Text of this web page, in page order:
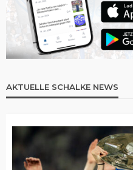
AKTUELLE SCHALKE NEWS